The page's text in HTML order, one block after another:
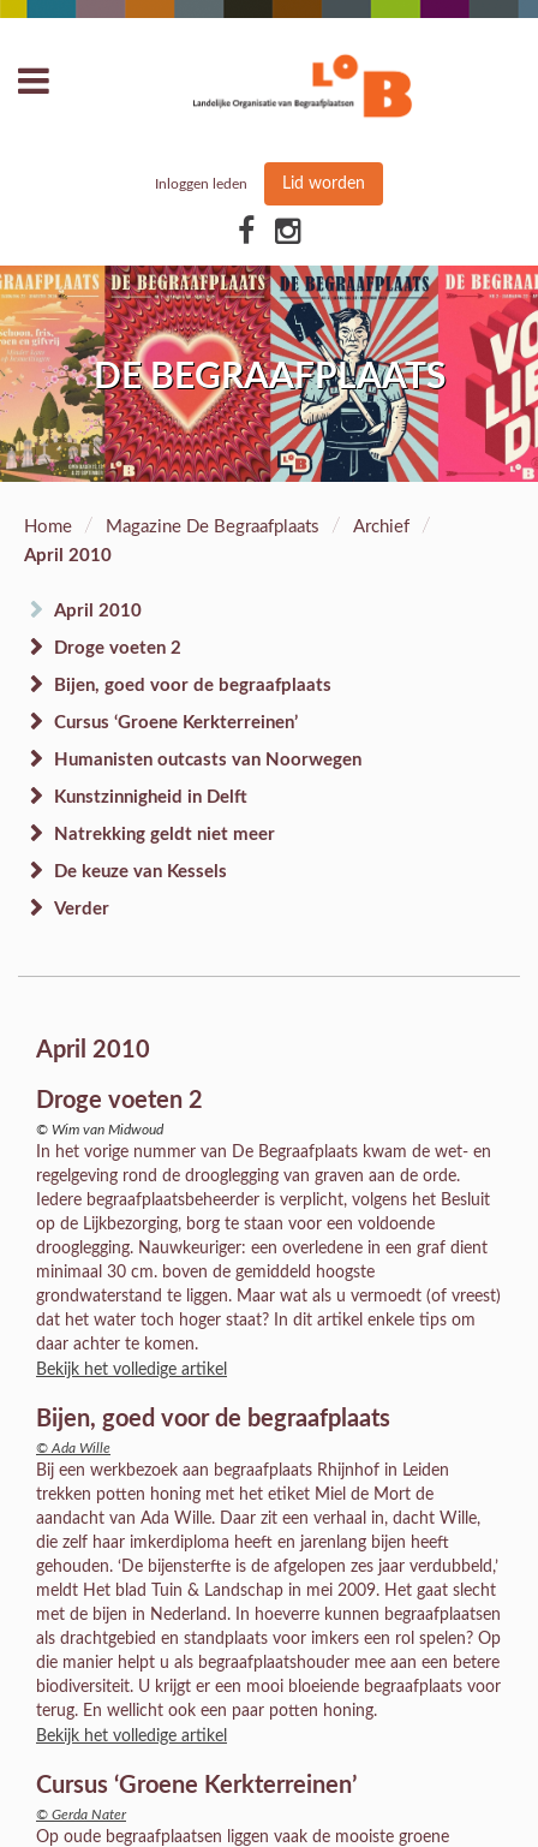
Inloggen leden Lid worden
DE BEGRAAFPLAATS
Home / Magazine De Begraafplaats / Archief /
April 2010
April 2010
Droge voeten 2
Bijen, goed voor de begraafplaats
Cursus ‘Groene Kerkterreinen’
Humanisten outcasts van Noorwegen
Kunstzinnigheid in Delft
Natrekking geldt niet meer
De keuze van Kessels
Verder
April 2010
Droge voeten 2
© Wim van Midwoud
In het vorige nummer van De Begraafplaats kwam de wet- en
regelgeving rond de drooglegging van graven aan de orde.
Iedere begraafplaatsbeheerder is verplicht, volgens het Besluit
op de Lijkbezorging, borg te staan voor een voldoende
drooglegging. Nauwkeuriger: een overledene in een graf dient
minimaal 30 cm. boven de gemiddeld hoogste
grondwaterstand te liggen. Maar wat als u vermoedt (of vreest)
dat het water toch hoger staat? In dit artikel enkele tips om
daar achter te komen.
Bekijk het volledige artikel
Bijen, goed voor de begraafplaats
© Ada Wille
Bij een werkbezoek aan begraafplaats Rhijnhof in Leiden
trekken potten honing met het etiket Miel de Mort de
aandacht van Ada Wille. Daar zit een verhaal in, dacht Wille,
die zelf haar imkerdiploma heeft en jarenlang bijen heeft
gehouden. ‘De bijensterfte is de afgelopen zes jaar verdubbeld,’
meldt Het blad Tuin & Landschap in mei 2009. Het gaat slecht
met de bijen in Nederland. In hoeverre kunnen begraafplaatsen
als drachtgebied en standplaats voor imkers een rol spelen? Op
die manier helpt u als begraafplaatshouder mee aan een betere
biodiversiteit. U krijgt er een mooi bloeiende begraafplaats voor
terug. En wellicht ook een paar potten honing.
Bekijk het volledige artikel
Cursus ‘Groene Kerkterreinen’
© Gerda Nater
Op oude begraafplaatsen liggen vaak de mooiste groene